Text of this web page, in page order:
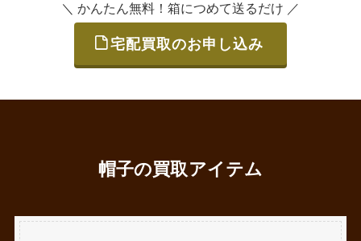
＼ かんたん無料！箱につめて送るだけ ／
宅配買取のお申し込み
帽子の買取アイテム